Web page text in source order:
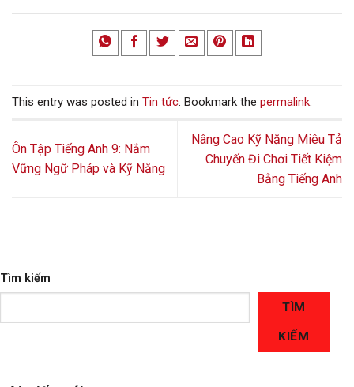
This entry was posted in Tin tức. Bookmark the permalink.
Ôn Tập Tiếng Anh 9: Nắm
Vững Ngữ Pháp và Kỹ Năng
Nâng Cao Kỹ Năng Miêu Tả
Chuyến Đi Chơi Tiết Kiệm
Bằng Tiếng Anh
Tìm kiếm
TÌM
KIẾM